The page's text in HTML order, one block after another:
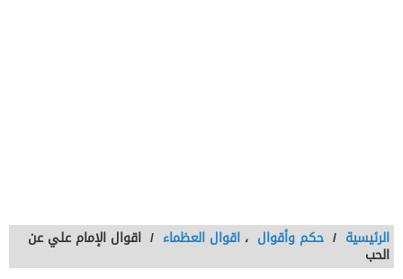
الرئيسية / حكم وأقوال ، اقوال العظماء / اقوال الإمام علي عن
الحب